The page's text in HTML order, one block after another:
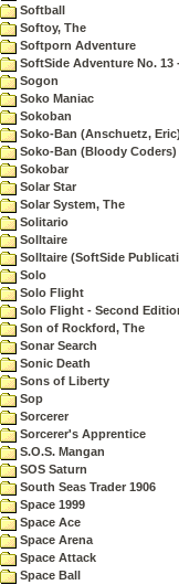
Softball
Softoy, The
Softporn Adventure
SoftSide Adventure No. 13
Sogon
Soko Maniac
Sokoban
Soko-Ban (Anschuetz,
Soko-Ban (Bloody Coders)
Sokobar
Solar Star
Solar System, The
Solitario
Solltaire
Solltaire (SoftSide
Solo
Solo Flight
Solo Flight - Second
Son of Rockford, The
Sonar Search
Sonic Death
Sons of Liberty
Sop
Sorcerer
Sorcerer's Apprentice
S.O.S. Mangan
SOS Saturn
South Seas Trader 1906
Space 1999
Space Ace
Space Arena
Space Attack
Space Ball